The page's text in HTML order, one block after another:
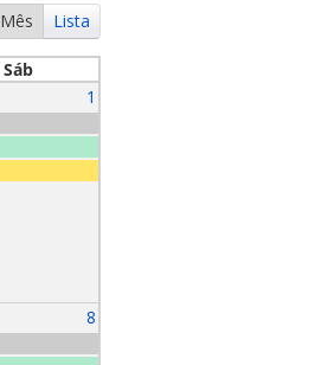
Mês Lista
Sáb
1
8